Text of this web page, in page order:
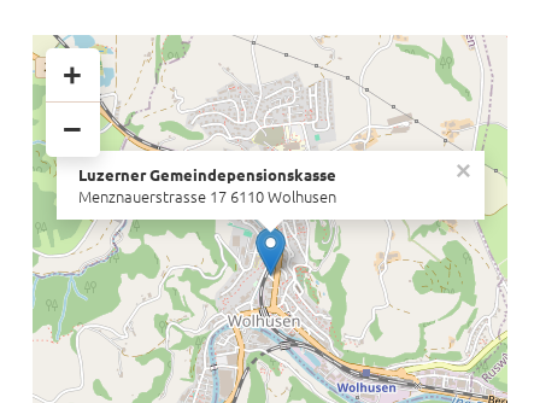
Luzerner Gemeindepensionskasse
Menznauerstrasse 17 6110 Wolhusen
×
+
−